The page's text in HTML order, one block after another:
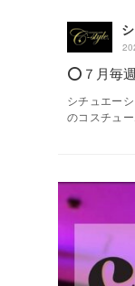
⭕️７月毎
シチュエー
のコスチュ